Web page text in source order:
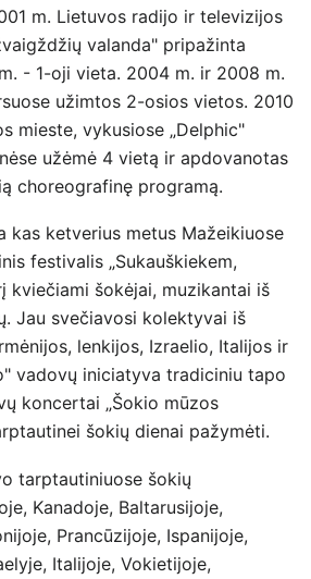
m. Lietuvos radijo ir televizijos
valanda" pripažinta
- 1-oji vieta. 2004 m. ir 2008 m.
užimtos 2-osios vietos. 2010
mieste, vykusiose „Delphic"
užėmė 4 vietą ir apdovanotas
choreografinę programą.
kas ketverius metus Mažeikiuose
festivalis „Sukauškiekem,
kviečiami šokėjai, muzikantai iš
Jau svečiavosi kolektyvai iš
lenkijos, Izraelio, Italijos ir
vadovų iniciatyva tradiciniu tapo
koncertai „Šokio mūzos
šokių dienai pažymėti.
tarptautiniuose šokių
Kanadoje, Baltarusijoje,
Prancūzijoje, Ispanijoje,
Italijoje, Vokietijoje,